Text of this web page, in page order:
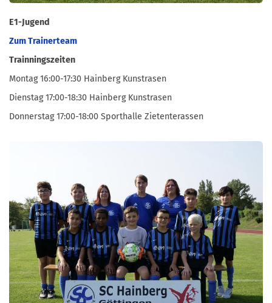
E1-Jugend
Zum Trainerteam
Trainningszeiten
Montag 16:00-17:30 Hainberg Kunstrasen
Dienstag 17:00-18:30 Hainberg Kunstrasen
Donnerstag 17:00-18:00 Sporthalle Zietenterassen